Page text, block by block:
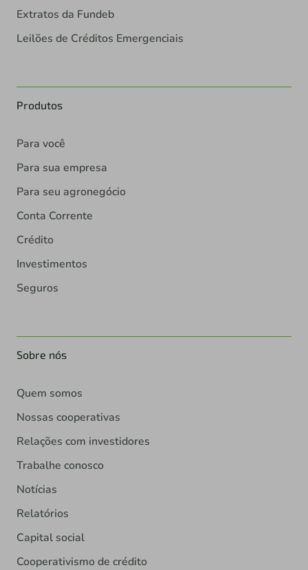
Extratos da Fundeb
Leilões de Créditos Emergenciais
Produtos
Para você
Para sua empresa
Para seu agronegócio
Conta Corrente
Crédito
Investimentos
Seguros
Sobre nós
Quem somos
Nossas cooperativas
Relações com investidores
Trabalhe conosco
Notícias
Relatórios
Capital social
Cooperativismo de crédito